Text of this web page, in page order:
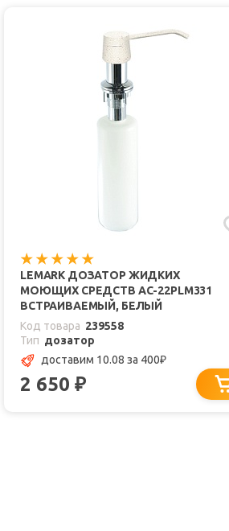
LEMARK ДОЗАТОР ЖИДКИХ
МОЮЩИХ СРЕДСТВ AC-22PLM331
ВСТРАИВАЕМЫЙ, БЕЛЫЙ
Код товара 239558
Тип дозатор
доставим 10.08 за 400₽
2 650 ₽